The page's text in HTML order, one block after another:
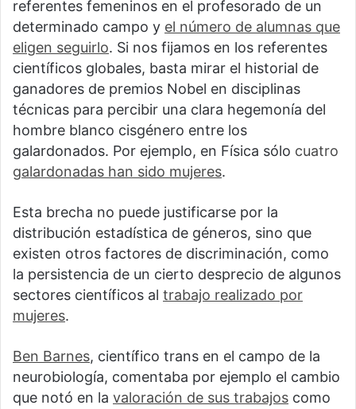
referentes femeninos en el profesorado de un
determinado campo y el número de alumnas que
eligen seguirlo. Si nos fijamos en los referentes
científicos globales, basta mirar el historial de
ganadores de premios Nobel en disciplinas
técnicas para percibir una clara hegemonía del
hombre blanco cisgénero entre los
galardonados. Por ejemplo, en Física sólo cuatro
galardonadas han sido mujeres.
Esta brecha no puede justificarse por la
distribución estadística de géneros, sino que
existen otros factores de discriminación, como
la persistencia de un cierto desprecio de algunos
sectores científicos al trabajo realizado por
mujeres.
Ben Barnes, científico trans en el campo de la
neurobiología, comentaba por ejemplo el cambio
que notó en la valoración de sus trabajos como